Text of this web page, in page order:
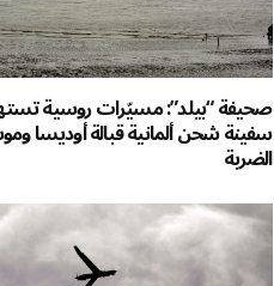
صحيفة “بيلد”: مسيّرات روسية
سفينة شحن ألمانية قبالة أوديسا
الضربة